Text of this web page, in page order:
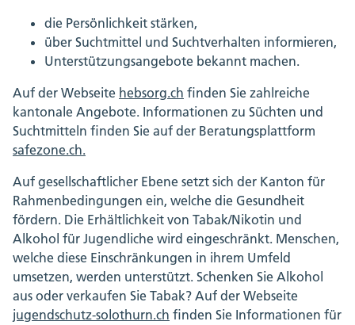
die Persönlichkeit stärken,
über Suchtmittel und Suchtverhalten informieren,
Unterstützungsangebote bekannt machen.
Auf der Webseite hebsorg.ch finden Sie zahlreiche
kantonale Angebote. Informationen zu Süchten und
Suchtmitteln finden Sie auf der Beratungsplattform
safezone.ch.
Auf gesellschaftlicher Ebene setzt sich der Kanton für
Rahmenbedingungen ein, welche die Gesundheit
fördern. Die Erhältlichkeit von Tabak/Nikotin und
Alkohol für Jugendliche wird eingeschränkt. Menschen,
welche diese Einschränkungen in ihrem Umfeld
umsetzen, werden unterstützt. Schenken Sie Alkohol
aus oder verkaufen Sie Tabak? Auf der Webseite
jugendschutz-solothurn.ch finden Sie Informationen für